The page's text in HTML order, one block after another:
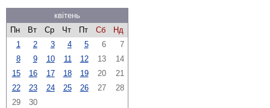
квітень
Пн
Вт Ср Чт Пт Сб
Нд
1
2 3 4 5 6
7
8
9 10 11 12 13
14
15
16 17 18 19 20
21
22
23 24 25 26 27
28
29
30